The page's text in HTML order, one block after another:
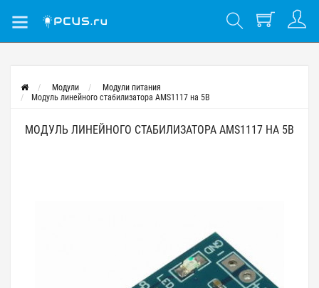
Модули
Модули питания
Модуль линейного стабилизатора AMS1117 на 5В
МОДУЛЬ ЛИНЕЙНОГО СТАБИЛИЗАТОРА AMS1117 НА 5В